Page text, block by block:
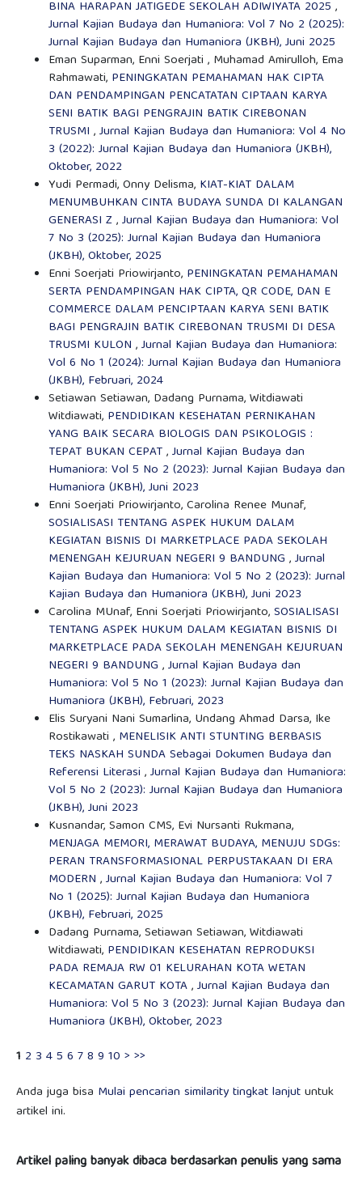
BINA HARAPAN JATIGEDE SEKOLAH ADIWIYATA 2025 ,
Jurnal Kajian Budaya dan Humaniora: Vol 7 No 2 (2025):
Jurnal Kajian Budaya dan Humaniora (JKBH), Juni 2025
Eman Suparman, Enni Soerjati , Muhamad Amirulloh, Ema
Rahmawati, PENINGKATAN PEMAHAMAN HAK CIPTA
DAN PENDAMPINGAN PENCATATAN CIPTAAN KARYA
SENI BATIK BAGI PENGRAJIN BATIK CIREBONAN
TRUSMI ,Jurnal Kajian Budaya dan Humaniora: Vol 4 No
3 (2022): Jurnal Kajian Budaya dan Humaniora (JKBH),
Oktober, 2022
Yudi Permadi, Onny Delisma, KIAT-KIAT DALAM
MENUMBUHKAN CINTA BUDAYA SUNDA DI KALANGAN
GENERASI Z,Jurnal Kajian Budaya dan Humaniora: Vol
7 No 3 (2025): Jurnal Kajian Budaya dan Humaniora
(JKBH), Oktober, 2025
Enni Soerjati Priowirjanto, PENINGKATAN PEMAHAMAN
SERTA PENDAMPINGAN HAK CIPTA, QR CODE, DAN E
COMMERCE DALAM PENCIPTAAN KARYA SENI BATIK
BAGI PENGRAJIN BATIK CIREBONAN TRUSMI DI DESA
TRUSMI KULON ,Jurnal Kajian Budaya dan Humaniora:
Vol 6 No 1 (2024): Jurnal Kajian Budaya dan Humaniora
(JKBH), Februari, 2024
Setiawan Setiawan, Dadang Purnama, Witdiawati
Witdiawati, PENDIDIKAN KESEHATAN PERNIKAHAN
YANG BAIK SECARA BIOLOGIS DAN PSIKOLOGIS :
TEPAT BUKAN CEPAT,Jurnal Kajian Budaya dan
Humaniora: Vol 5 No 2 (2023): Jurnal Kajian Budaya dan
Humaniora (JKBH), Juni 2023
Enni Soerjati Priowirjanto, Carolina Renee Munaf,
SOSIALISASI TENTANG ASPEK HUKUM DALAM
KEGIATAN BISNIS DI MARKETPLACE PADA SEKOLAH
MENENGAH KEJURUAN NEGERI 9 BANDUNG ,Jurnal
Kajian Budaya dan Humaniora: Vol 5 No 2 (2023): Jurnal
Kajian Budaya dan Humaniora (JKBH), Juni 2023
Carolina MUnaf, Enni Soerjati Priowirjanto,SOSIALISASI
TENTANG ASPEK HUKUM DALAM KEGIATAN BISNIS DI
MARKETPLACE PADA SEKOLAH MENENGAH KEJURUAN
NEGERI 9 BANDUNG ,Jurnal Kajian Budaya dan
Humaniora: Vol 5 No 1 (2023): Jurnal Kajian Budaya dan
Humaniora (JKBH), Februari, 2023
Elis Suryani Nani Sumarlina, Undang Ahmad Darsa, Ike
Rostikawati , MENELISIK ANTI STUNTING BERBASIS
TEKS NASKAH SUNDA Sebagai Dokumen Budaya dan
Referensi Literasi ,Jurnal Kajian Budaya dan Humaniora:
Vol 5 No 2 (2023): Jurnal Kajian Budaya dan Humaniora
(JKBH), Juni 2023
Kusnandar, Samon CMS, Evi Nursanti Rukmana,
MENJAGA MEMORI, MERAWAT BUDAYA, MENUJU SDGs:
PERAN TRANSFORMASIONAL PERPUSTAKAAN DI ERA
MODERN ,Jurnal Kajian Budaya dan Humaniora: Vol 7
No 1 (2025): Jurnal Kajian Budaya dan Humaniora
(JKBH), Februari, 2025
Dadang Purnama, Setiawan Setiawan, Witdiawati
Witdiawati, PENDIDIKAN KESEHATAN REPRODUKSI
PADA REMAJA RW 01 KELURAHAN KOTA WETAN
KECAMATAN GARUT KOTA,Jurnal Kajian Budaya dan
Humaniora: Vol 5 No 3 (2023): Jurnal Kajian Budaya dan
Humaniora (JKBH), Oktober, 2023
1 2 3 45 6 78 9 10 > >>
Anda juga bisa Mulai pencarian similarity tingkat lanjutuntuk
artikel ini.
Artikel paling banyak dibaca berdasarkan penulis yang sama